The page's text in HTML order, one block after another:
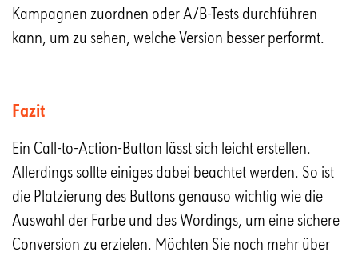
Kampagnen zuordnen oder A/B-Tests durchführen
kann, um zu sehen, welche Version besser performt.
Fazit
Ein Call-to-Action-Button lässt sich leicht erstellen.
Allerdings sollte einiges dabei beachtet werden. So ist
die Platzierung des Buttons genauso wichtig wie die
Auswahl der Farbe und des Wordings, um eine sichere
Conversion zu erzielen. Möchten Sie noch mehr über